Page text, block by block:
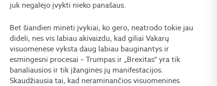
juk negalėjo įvykti nieko panašaus.
Bet šiandien minėti įvykiai, ko gero, neatrodo tokie jau
dideli, nes vis labiau akivaizdu, kad giliai Vakarų
visuomenėse vyksta daug labiau bauginantys ir
esmingesni procesai – Trumpas ir „Brexitas“ yra tik
banaliausios ir tik įžanginės jų manifestacijos.
Skaudžiausia tai, kad neraminančios visuomeninės